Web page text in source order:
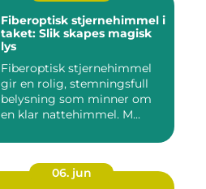
Fiberoptisk stjernehimmel i
taket: Slik skapes magisk
lys
Fiberoptisk stjernehimmel
gir en rolig, stemningsfull
belysning som minner om
en klar nattehimmel. M...
06. jun